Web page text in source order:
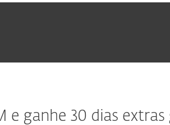
e ganhe 30 dias